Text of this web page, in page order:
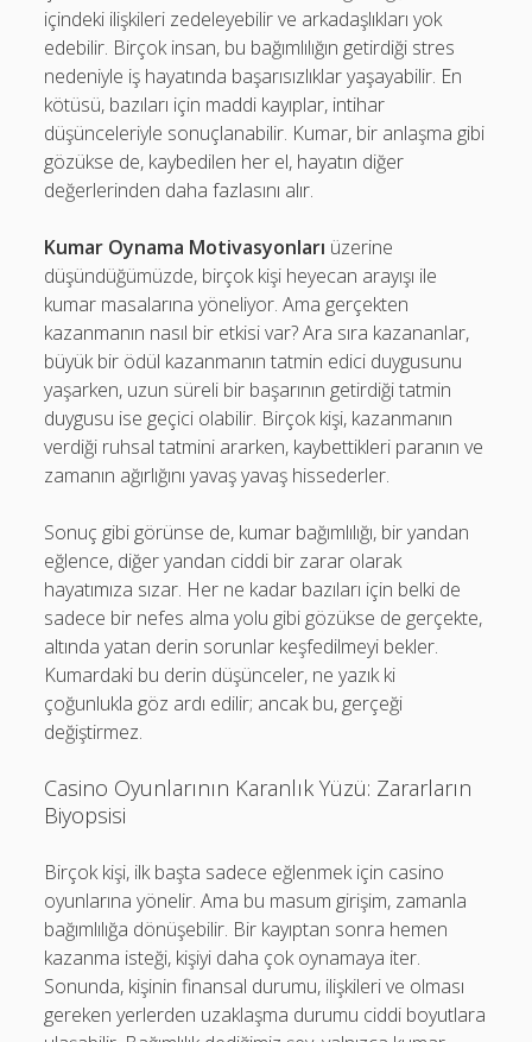
içindeki ilişkileri zedeleyebilir ve arkadaşlıkları yok
edebilir. Birçok insan, bu bağımlılığın getirdiği stres
nedeniyle iş hayatında başarısızlıklar yaşayabilir. En
kötüsü, bazıları için maddi kayıplar, intihar
düşünceleriyle sonuçlanabilir. Kumar, bir anlaşma gibi
gözükse de, kaybedilen her el, hayatın diğer
değerlerinden daha fazlasını alır.
Kumar Oynama Motivasyonları üzerine
düşündüğümüzde, birçok kişi heyecan arayışı ile
kumar masalarına yöneliyor. Ama gerçekten
kazanmanın nasıl bir etkisi var? Ara sıra kazananlar,
büyük bir ödül kazanmanın tatmin edici duygusunu
yaşarken, uzun süreli bir başarının getirdiği tatmin
duygusu ise geçici olabilir. Birçok kişi, kazanmanın
verdiği ruhsal tatmini ararken, kaybettikleri paranın ve
zamanın ağırlığını yavaş yavaş hissederler.
Sonuç gibi görünse de, kumar bağımlılığı, bir yandan
eğlence, diğer yandan ciddi bir zarar olarak
hayatımıza sızar. Her ne kadar bazıları için belki de
sadece bir nefes alma yolu gibi gözükse de gerçekte,
altında yatan derin sorunlar keşfedilmeyi bekler.
Kumardaki bu derin düşünceler, ne yazık ki
çoğunlukla göz ardı edilir; ancak bu, gerçeği
değiştirmez.
Casino Oyunlarının Karanlık Yüzü: Zararların
Biyopsisi
Birçok kişi, ilk başta sadece eğlenmek için casino
oyunlarına yönelir. Ama bu masum girişim, zamanla
bağımlılığa dönüşebilir. Bir kayıptan sonra hemen
kazanma isteği, kişiyi daha çok oynamaya iter.
Sonunda, kişinin finansal durumu, ilişkileri ve olması
gereken yerlerden uzaklaşma durumu ciddi boyutlara